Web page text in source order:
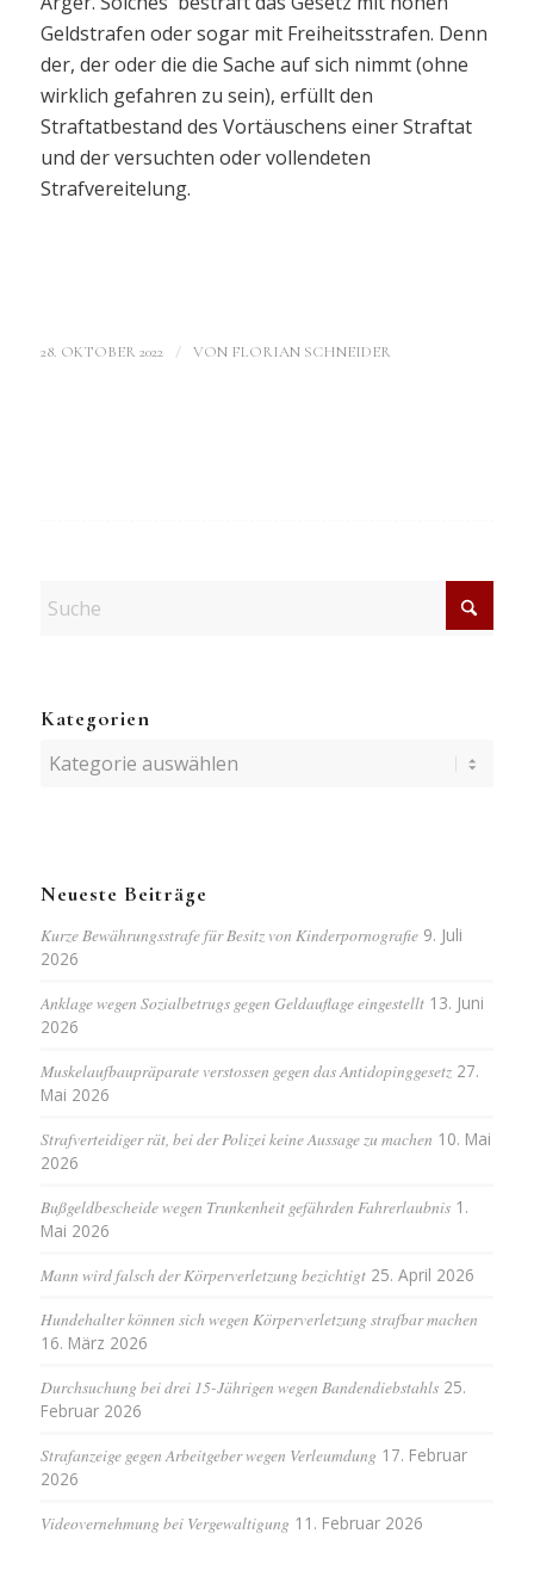
Geldstrafen oder sogar mit Freiheitsstrafen. Denn
der, der oder die die Sache auf sich nimmt (ohne
wirklich gefahren zu sein), erfüllt den
Straftatbestand des Vortäuschens einer Straftat
und der versuchten oder vollendeten
Strafvereitelung.
28. OKTOBER 2022 / VON FLORIAN SCHNEIDER
Kategorien
Kategorien
Neueste Beiträge
Kurze Bewährungsstrafe für Besitz von Kinderpornografie 9. Juli
2026
Anklage wegen Sozialbetrugs gegen Geldauflage eingestellt 13. Juni
2026
Muskelaufbaupräparate verstossen gegen das Antidopinggesetz 27.
Mai 2026
Strafverteidiger rät, bei der Polizei keine Aussage zu machen 10. Mai
2026
Bußgeldbescheide wegen Trunkenheit gefährden Fahrerlaubnis 1.
Mai 2026
Mann wird falsch der Körperverletzung bezichtigt 25. April 2026
Hundehalter können sich wegen Körperverletzung strafbar machen
16. März 2026
Durchsuchung bei drei 15-Jährigen wegen Bandendiebstahls 25.
Februar 2026
Strafanzeige gegen Arbeitgeber wegen Verleumdung 17. Februar
2026
Videovernehmung bei Vergewaltigung 11. Februar 2026